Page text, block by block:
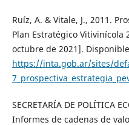
Ruíz, A. & Vitale, J., 2011.
Plan Estratégico Vitivinícola
octubre de 2021].
https://inta.gob.ar/sites/
SECRETARÍA DE POLÍTICA
Informes de cadenas de